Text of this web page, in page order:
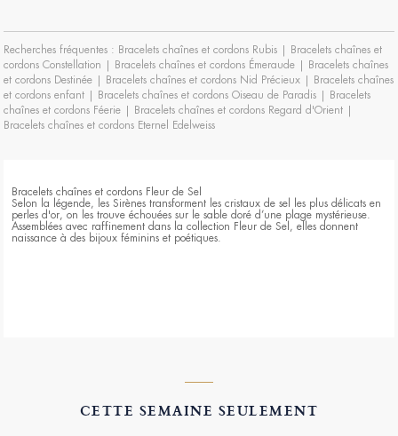
Recherches fréquentes : Bracelets chaînes et cordons Rubis | Bracelets chaînes et
cordons Constellation | Bracelets chaînes et cordons Émeraude | Bracelets chaînes
et cordons Destinée | Bracelets chaînes et cordons Nid Précieux | Bracelets chaînes
et cordons enfant | Bracelets chaînes et cordons Oiseau de Paradis | Bracelets
chaînes et cordons Féerie | Bracelets chaînes et cordons Regard d'Orient |
Bracelets chaînes et cordons Eternel Edelweiss
Bracelets chaînes et cordons Fleur de Sel
Selon la légende, les Sirènes transforment les cristaux de sel les plus délicats en
perles d'or, on les trouve échouées sur le sable doré d’une plage mystérieuse.
Assemblées avec raffinement dans la collection Fleur de Sel, elles donnent
naissance à des bijoux féminins et poétiques.
CETTE SEMAINE SEULEMENT